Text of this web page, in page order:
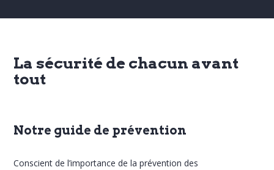
La sécurité de chacun avant
tout
Notre guide de prévention
Conscient de l’importance de la prévention des